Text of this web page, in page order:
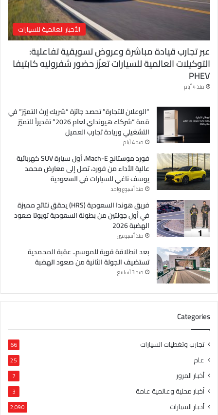
الأخبار العالمية للسيارات
عبر تجارب قيادة مباشرة وعروض تسويقية تفاعلية:
التوكيلات العالمية للسيارات تعزّز حضور شفروليه كابتيفا
PHEV
منذ 4 أيام
“الوعلان للتجارة” تحصد جائزة “شريك إرث التميّز” في
قمة “شركاء هيونداي لعام 2026” تقديراً للتميّز
التشغيلي وريادة تجارب العميل
منذ 4 أيام
فورد موستانج Mach-E، أول سيارة SUV كهربائية
عالية الأداء من فورد، تصل إلى معارض محمد
يوسف ناغي للسيارات في السعودية
منذ أسبوع واحد
فريق هوندا السعودية (HRS) يحقق نتائج مميزة
في أول جولتين من بطولة السعودية تويوتا صعود
الهضبة 2026
منذ أسبوعين
بعد انطلاقة قوية للموسم.. عقبة المحمدية
تستضيف الجولة الثانية من صعود الهضبة
منذ 3 أسابيع
Categories
تجارب وتغطيات السيارات 66
عام 25
أخبار المرور 7
أخبار محلية وعالمية عامة 3
أخبار السيارات 2٬090